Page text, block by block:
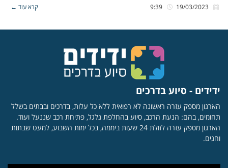
קרא עוד ←
ידידים - סיוע בדרכים
הארגון מספק עזרה ראשונה לא רפואית ללא כל עלות, בדרכים ובבתים בשלל
תחומים, בהם: הנעת הרכב, סיוע בהחלפת גלגל, פתיחת רכב שננעל ועוד.
הארגון מספק עזרה לזולת 24 שעות ביממה, בכל ימות השבוע, למעט שבתות
וחגים.